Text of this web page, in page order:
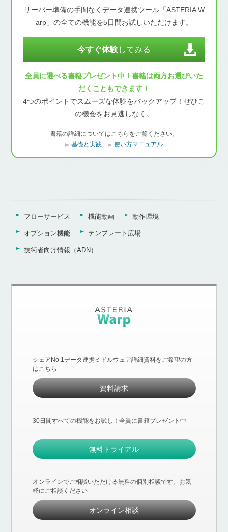
サーバー準備の手間なくデータ連携ツール「ASTERIA W
arp」の全ての機能を5日間お試しいただけます。
今すぐ体験してみる
全員に選べる書籍プレゼント中！書籍は両方お選びいた
だくこともできます！
4つのポイントでスムーズな体験をバックアップ！ぜひこ
の機会をお見逃しなく。
書籍の詳細についてはこちらをご覧ください。
基礎と実践
使い方マニュアル
フローサービス 機能動画 動作環境
オプション機能 テンプレート広場
技術者向け情報（ADN）
シェアNo.1データ連携ミドルウェア詳細資料をご希望の方
はこちら
資料請求
30日間すべての機能をお試し！全員に書籍プレゼント中
無料トライアル
オンラインでご相談いただける無料の個別相談です。お気
軽にご相談ください
オンライン相談